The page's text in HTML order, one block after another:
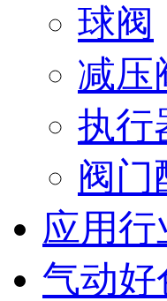
球阀
减压
执行
阀门
应用行
气动好